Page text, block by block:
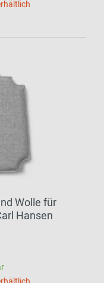
Wolle für
Hansen